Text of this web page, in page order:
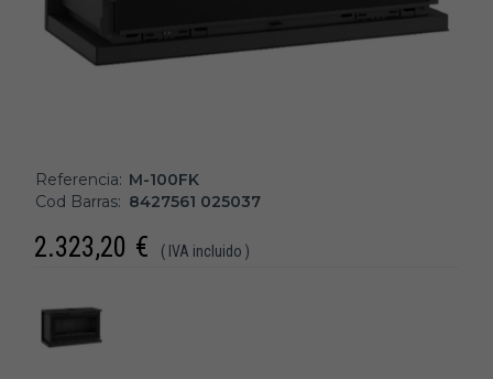
Referencia: M-100FK
Cod Barras: 8427561 025037
2.323,20 € ( IVA incluido )